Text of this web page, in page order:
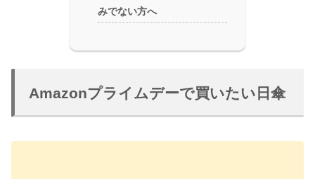
みでない方へ
Amazonプライムデーで買いたい日傘